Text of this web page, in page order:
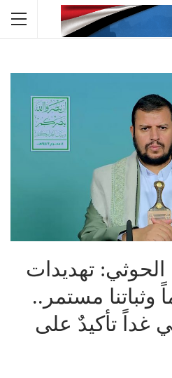
الحوثي: تهديدات
وثباتنا مستمر..
غداً تأكيدٌ على